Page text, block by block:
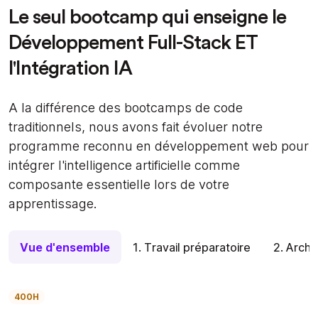
Le seul bootcamp qui enseigne le
Développement Full-Stack ET
l'Intégration IA
A la différence des bootcamps de code
traditionnels, nous avons fait évoluer notre
programme reconnu en développement web pour
intégrer l'intelligence artificielle comme
composante essentielle lors de votre
apprentissage.
Vue d'ensemble 1. Travail préparatoire 2.
400H